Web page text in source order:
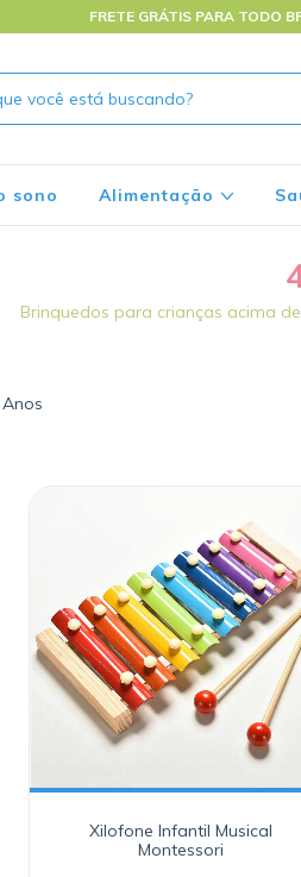
FRETE GRÁTIS PARA TODO
sono Alimentação
Brinquedos para crianças acima
Xilofone Infantil Musical
Montessori